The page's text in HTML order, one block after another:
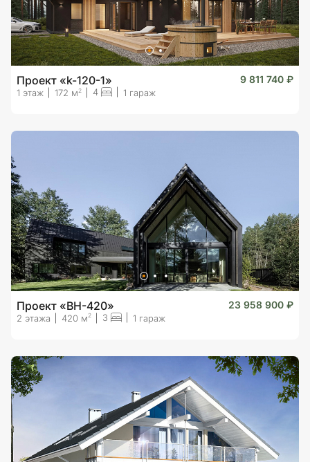
Проект «k-120-1» 9 811 740 ₽
1 этаж 172 м 2 4 1 гараж
Проект «BH-420» 23 958 900 ₽
2 этажа 420 м2 3 1 гараж